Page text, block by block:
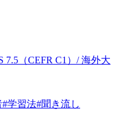
7.5（CEFR C1）/ 海外大
#学習法#聞き流し